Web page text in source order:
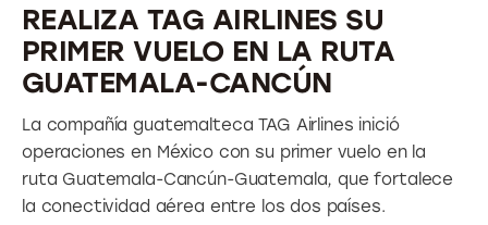
REALIZA TAG AIRLINES SU
PRIMER VUELO EN LA RUTA
GUATEMALA-CANCÚN
La compañía guatemalteca TAG Airlines inició
operaciones en México con su primer vuelo en la
ruta Guatemala-Cancún-Guatemala, que fortalece
la conectividad aérea entre los dos países.